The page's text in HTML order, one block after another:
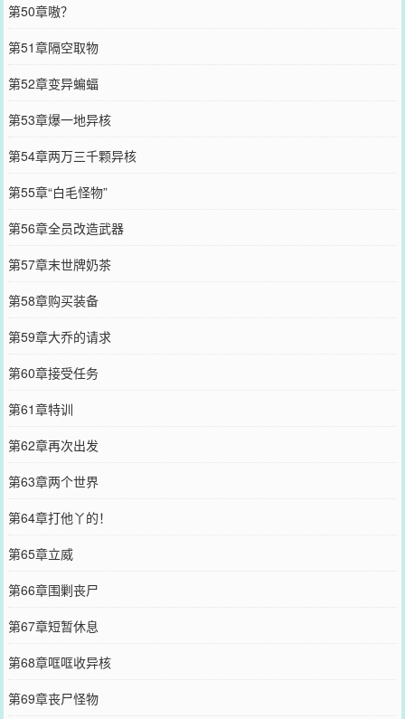
第50章嗷？
第51章隔空取物
第52章变异蝙蝠
第53章爆一地异核
第54章两万三千颗异核
第55章“白毛怪物”
第56章全员改造武器
第57章末世牌奶茶
第58章购买装备
第59章大乔的请求
第60章接受任务
第61章特训
第62章再次出发
第63章两个世界
第64章打他丫的！
第65章立威
第66章围剿丧尸
第67章短暂休息
第68章哐哐收异核
第69章丧尸怪物